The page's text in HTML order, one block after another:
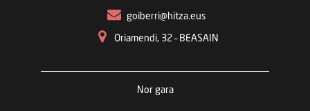
goiberri@hitza.eus
Oriamendi, 32 – BEASAIN
Nor gara